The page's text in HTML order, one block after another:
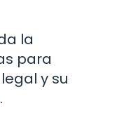
la
para
y su